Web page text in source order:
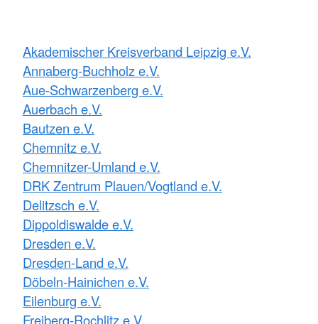
Akademischer Kreisverband Leipzig e.V.
Annaberg-Buchholz e.V.
Aue-Schwarzenberg e.V.
Auerbach e.V.
Bautzen e.V.
Chemnitz e.V.
Chemnitzer-Umland e.V.
DRK Zentrum Plauen/Vogtland e.V.
Delitzsch e.V.
Dippoldiswalde e.V.
Dresden e.V.
Dresden-Land e.V.
Döbeln-Hainichen e.V.
Eilenburg e.V.
Freiberg-Rochlitz e.V.